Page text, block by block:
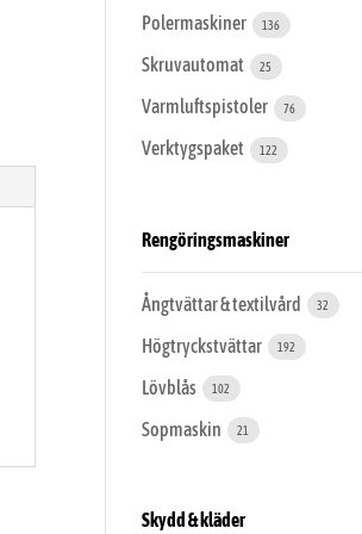
Polermaskiner 136
Skruvautomat 25
Varmluftspistoler 76
Verktygspaket 122
Rengöringsmaskiner
Ångtvättar & textilvård 32
Högtryckstvättar 192
Lövblås 102
Sopmaskin 21
Skydd & kläder